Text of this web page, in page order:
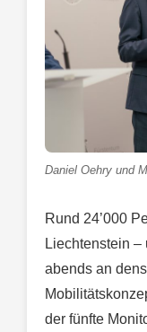
Daniel Oehry und
Rund 24’000
Liechtenstein
abends an
der fünfte